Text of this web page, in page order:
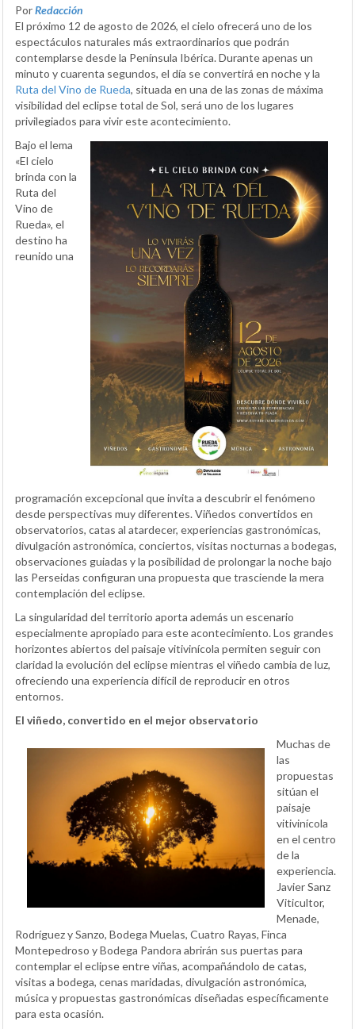
PorRedacción
El próximo 12 de agosto de 2026, el cielo ofrecerá uno de los
espectáculos naturales más extraordinarios que podrán
contemplarse desde la Península Ibérica. Durante apenas un
minuto y cuarenta segundos, el día se convertirá en noche y la
Ruta del Vino de Rueda, situada en una de las zonas de máxima
visibilidad del eclipse total de Sol, será uno de los lugares
privilegiados para vivir este acontecimiento.
Bajo el lema
«El cielo
brinda con la
Ruta del
Vino de
Rueda», el
destino ha
reunido una
programación excepcional que invita a descubrir el fenómeno
desde perspectivas muy diferentes. Viñedos convertidos en
observatorios, catas al atardecer, experiencias gastronómicas,
divulgación astronómica, conciertos, visitas nocturnas a bodegas,
observaciones guiadas y la posibilidad de prolongar la noche bajo
las Perseidas configuran una propuesta que trasciende la mera
contemplación del eclipse.
La singularidad del territorio aporta además un escenario
especialmente apropiado para este acontecimiento. Los grandes
horizontes abiertos del paisaje vitivinícola permiten seguir con
claridad la evolución del eclipse mientras el viñedo cambia de luz,
ofreciendo una experiencia difícil de reproducir en otros
entornos.
El viñedo, convertido en el mejor observatorio
Muchas de
las
propuestas
sitúan el
paisaje
vitivinícola
en el centro
de la
experiencia.
Javier Sanz
Viticultor,
Menade,
Rodríguez y Sanzo, Bodega Muelas, Cuatro Rayas, Finca
Montepedroso y Bodega Pandora abrirán sus puertas para
contemplar el eclipse entre viñas, acompañándolo de catas,
visitas a bodega, cenas maridadas, divulgación astronómica,
música y propuestas gastronómicas diseñadas específicamente
para esta ocasión.